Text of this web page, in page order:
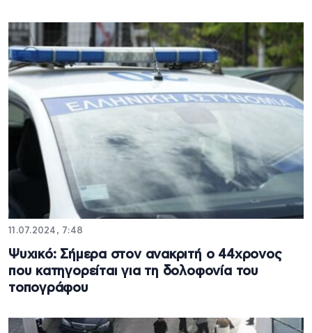
11.07.2024, 7:48
Ψυχικό: Σήμερα στον ανακριτή ο 44χρονος
που κατηγορείται για τη δολοφονία του
τοπογράφου